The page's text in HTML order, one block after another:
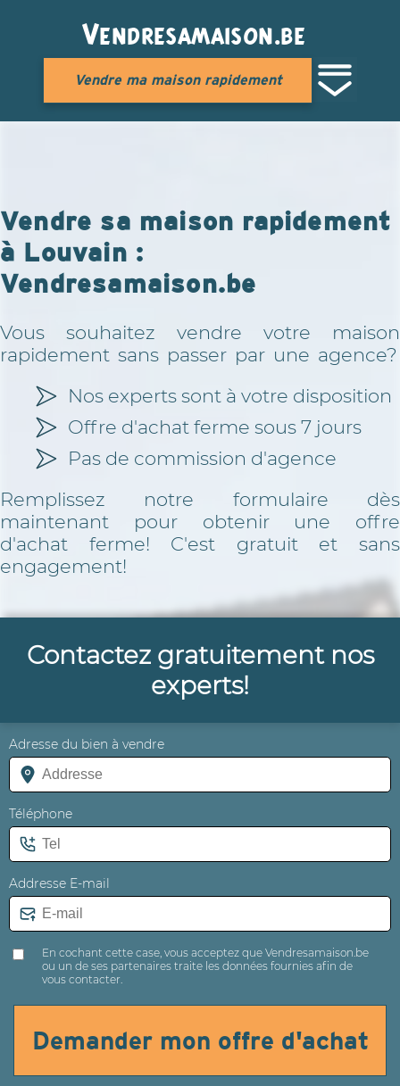
Vendresamaison.be
Vendre ma maison rapidement
Vendre sa maison rapidement
à Louvain :
Vendresamaison.be
Vous souhaitez vendre votre maison
rapidement sans passer par une agence?
Nos experts sont à votre disposition
Offre d'achat ferme sous 7 jours
Pas de commission d'agence
Remplissez notre formulaire dès
maintenant pour obtenir une offre
d'achat ferme! C'est gratuit et sans
engagement!
Contactez gratuitement nos
experts!
Adresse du bien à vendre
Téléphone
Addresse E-mail
En cochant cette case, vous acceptez que Vendresamaison.be
ou un de ses partenaires traite les données fournies afin de
vous contacter.
Demander mon offre d'achat